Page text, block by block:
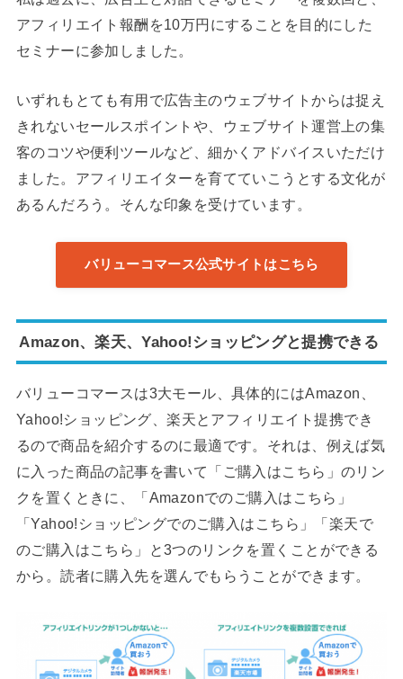
アフィリエイト報酬を10万円にすることを目的にした
セミナーに参加しました。
いずれもとても有用で広告主のウェブサイトからは捉え
きれないセールスポイントや、ウェブサイト運営上の集
客のコツや便利ツールなど、細かくアドバイスいただけ
ました。アフィリエイターを育てていこうとする文化が
あるんだろう。そんな印象を受けています。
バリューコマース公式サイトはこちら
Amazon、楽天、Yahoo!ショッピングと提携できる
バリューコマースは3大モール、具体的にはAmazon、
Yahoo!ショッピング、楽天とアフィリエイト提携でき
るので商品を紹介するのに最適です。それは、例えば気
に入った商品の記事を書いて「ご購入はこちら」のリン
クを置くときに、「Amazonでのご購入はこちら」
「Yahoo!ショッピングでのご購入はこちら」「楽天で
のご購入はこちら」と3つのリンクを置くことができる
から。読者に購入先を選んでもらうことができます。